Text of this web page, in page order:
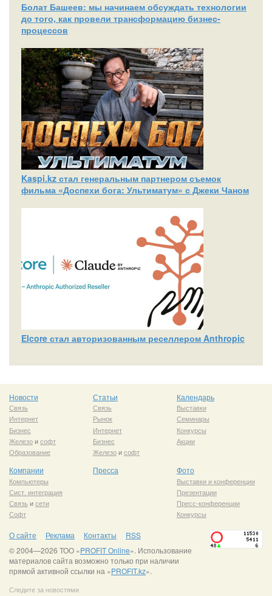
Болат Башеев: мы начинаем обсуждать технологии
до того, как провели трансформацию бизнес-
процессов
Kaspi.kz стал генеральным партнером съемок
фильма «Доспехи бога: Ультиматум» с Джеки Чаном
Elcore стал авторизованным реселлером Anthropic
Новости
Связь
Интернет
Бизнес
Железоисофт
Образование
Статьи
Связь
Рынок
Интернет
Бизнес
Железоисофт
Календарь
Выставки
Семинары
Конкурсы
Акции
Компании
Компьютеры
Сист. интеграция
Связь исети
Софт
Пресса Фото
Выставки и конференции
Презентации
Пресс-конференции
Конкурсы
О сайте Реклама Контакты
RSS
© 2004—2026 ТОО «PROFIT Online». Использование
материалов сайта возможно только при наличии
прямой активной ссылки на «PROFIT.kz».
Следите за новостями